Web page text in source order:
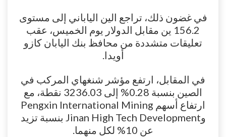
في غضون ذلك، تراجع الين الياباني إلى مستوى
156.2 ين مقابل الدولار يوم الخميس، عقب
تعليقات متشددة من محافظ بنك اليابان كازو
أويدا.
في المقابل، ارتفع مؤشر شنغهاي المركب في
الصين بنسبة 0.28% إلى 3236.03 نقطة، مع
ارتفاع أسهم Pengxin International Mining
وJinan High Tech Development بنسبة تزيد
عن 10% لكل منهما.